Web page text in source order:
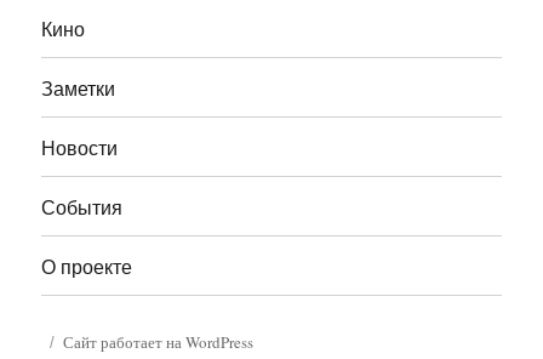
Кино
Заметки
Новости
События
О проекте
Сайт работает на WordPress